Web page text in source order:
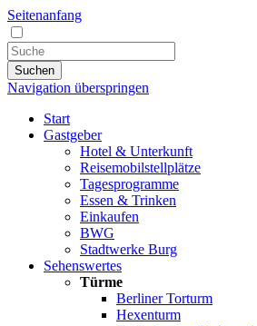
Seitenanfang
Suchen
Navigation überspringen
Start
Gastgeber
Hotel & Unterkunft
Reisemobilstellplätze
Tagesprogramme
Essen & Trinken
Einkaufen
BWG
Stadtwerke Burg
Sehenswertes
Türme
Berliner Torturm
Hexenturm